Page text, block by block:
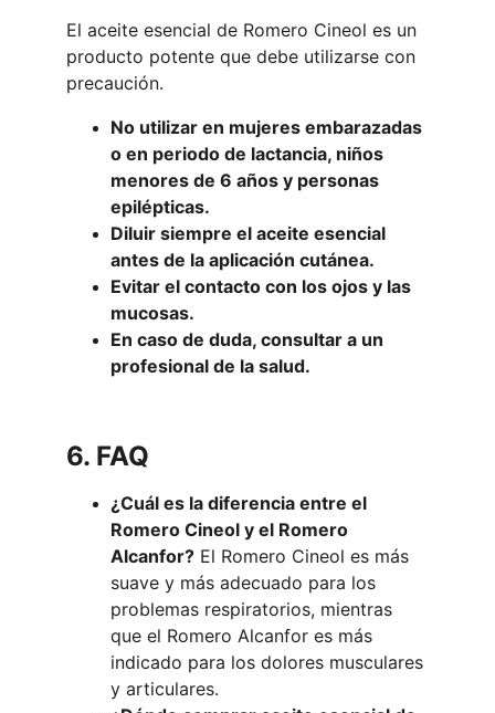
El aceite esencial de Romero Cineol es un
producto potente que debe utilizarse con
precaución.
No utilizar en mujeres embarazadas
o en periodo de lactancia, niños
menores de 6 años y personas
epilépticas.
Diluir siempre el aceite esencial
antes de la aplicación cutánea.
Evitar el contacto con los ojos y las
mucosas.
En caso de duda, consultar a un
profesional de la salud.
6. FAQ
¿Cuál es la diferencia entre el
Romero Cineol y el Romero
Alcanfor? El Romero Cineol es más
suave y más adecuado para los
problemas respiratorios, mientras
que el Romero Alcanfor es más
indicado para los dolores musculares
y articulares.